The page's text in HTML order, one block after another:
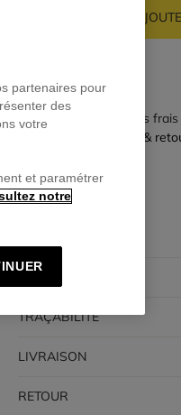
Payez en 4 fois sans frais
🔒Paiement sécurisé &
TRAÇABILITÉ
LIVRAISON
RETOUR
partenaires pour
des
votre
et paramétrer
notre